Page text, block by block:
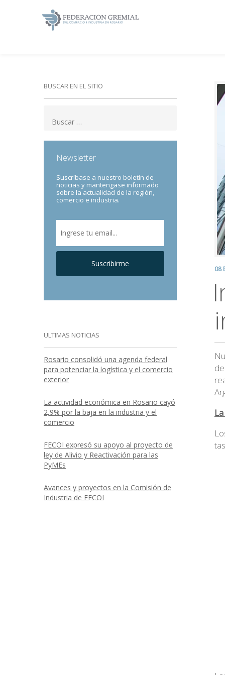
BUSCAR EN EL SITIO
Newsletter
Suscríbase a nuestro boletín de
noticias y mantengase informado
sobre la actualidad de la región,
comercio e industria.
Suscribirme
ULTIMAS NOTICIAS
Rosario consolidó una agenda federal
para potenciar la logística y el comercio
exterior
La actividad económica en Rosario cayó
2,9% por la baja en la industria y el
comercio
FECOI expresó su apoyo al proyecto de
ley de Alivio y Reactivación para las
PyMEs
Avances y proyectos en la Comisión de
Industria de FECOI
08